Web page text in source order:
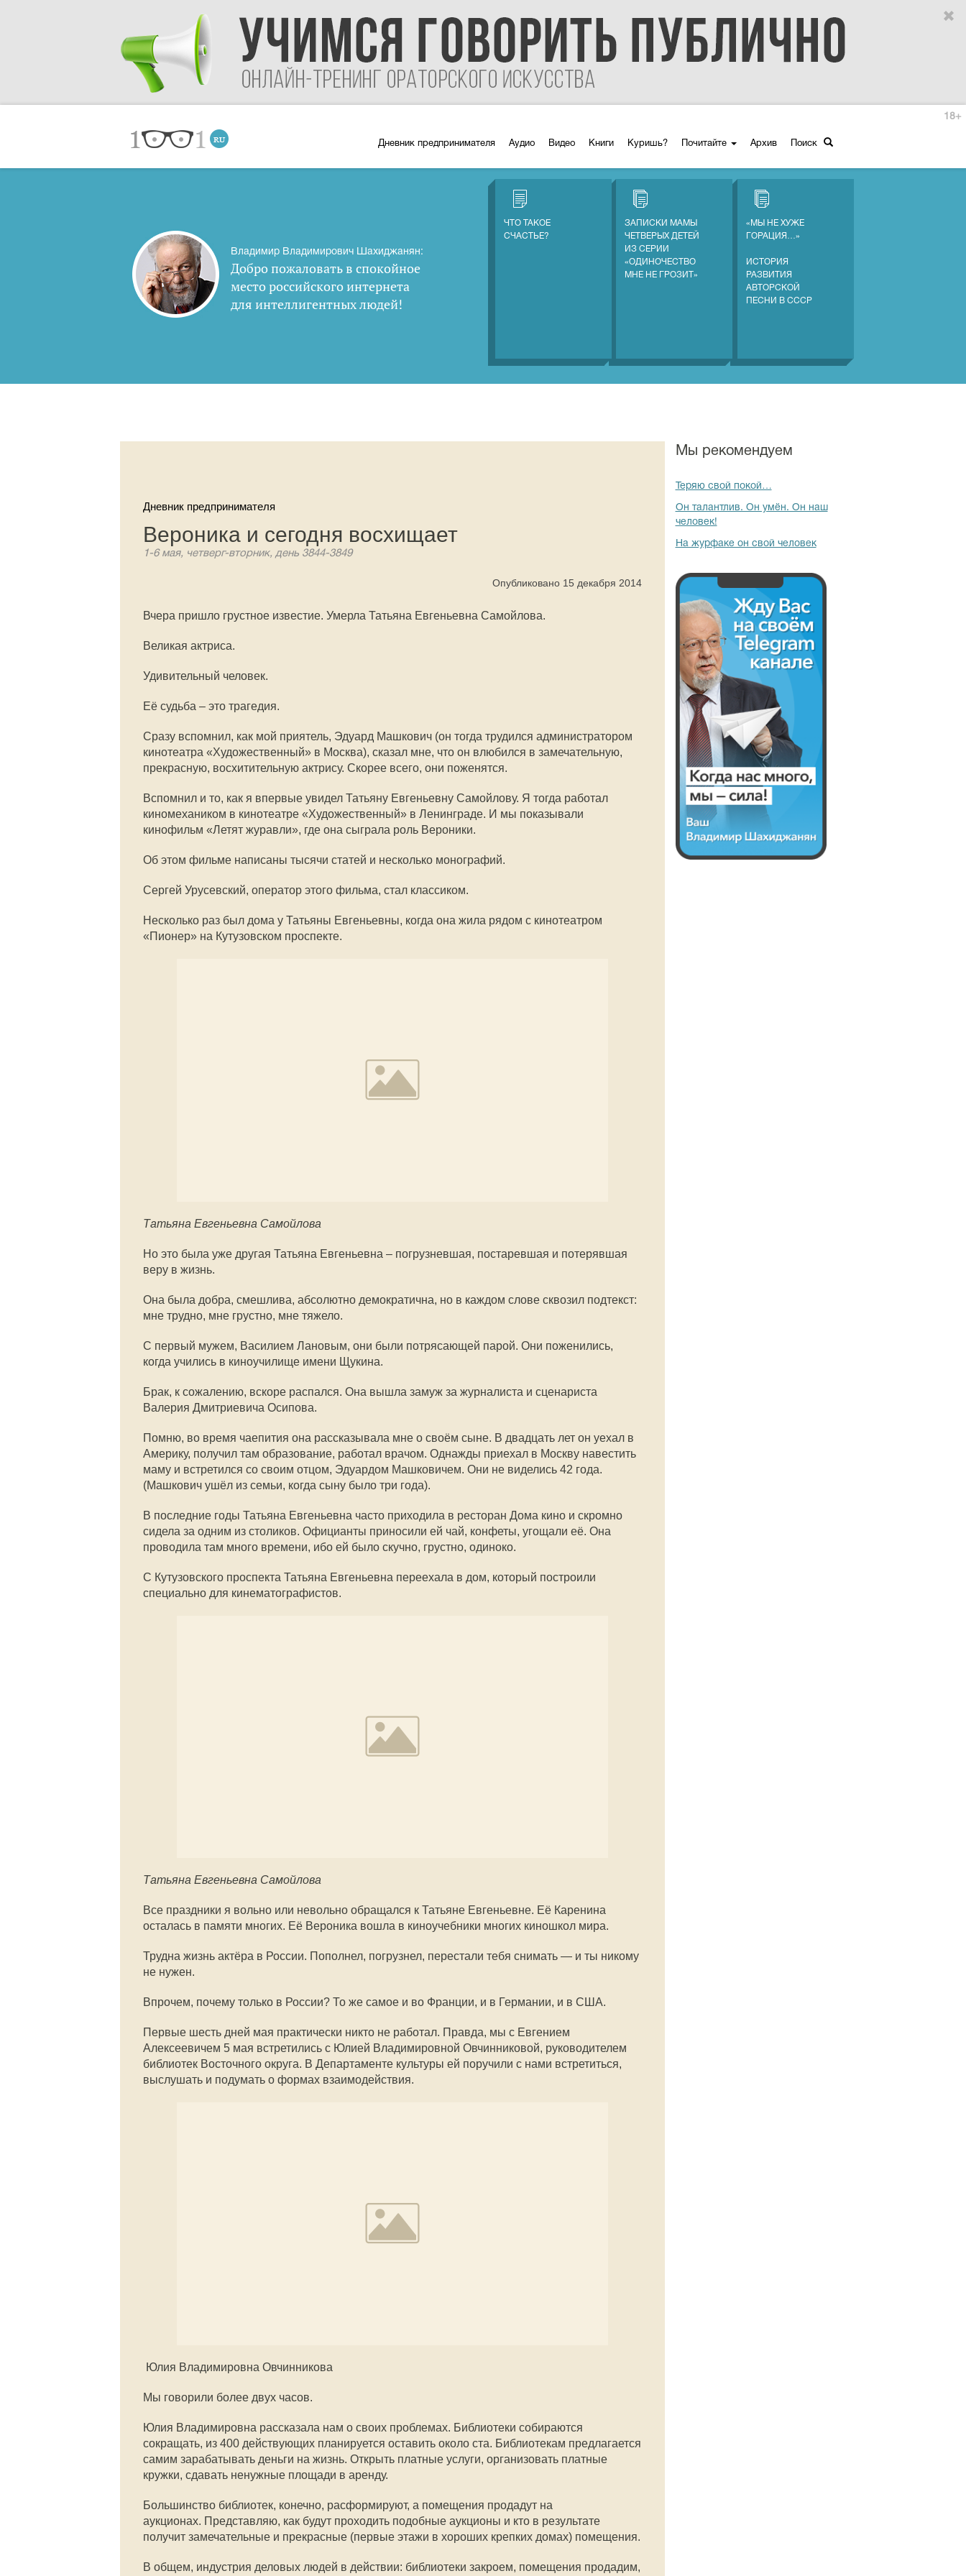
Дневник предпринимателя Аудио Видео Книги Куришь? Почитайте Архив Поиск
18+
Владимир Владимирович Шахиджанян:
Добро пожаловать в спокойное
место российского интернета
для интеллигентных людей!
ЧТО ТАКОЕ
СЧАСТЬЕ?
ЗАПИСКИ МАМЫ
ЧЕТВЕРЫХ ДЕТЕЙ
ИЗ СЕРИИ
«ОДИНОЧЕСТВО
МНЕ НЕ ГРОЗИТ»
«МЫ НЕ ХУЖЕ
ГОРАЦИЯ…»
ИСТОРИЯ
РАЗВИТИЯ
АВТОРСКОЙ
ПЕСНИ В СССР
Дневник предпринимателя
Вероника и сегодня восхищает
1-6 мая, четверг-вторник, день 3844-3849
Опубликовано 15 декабря 2014
Вчера пришло грустное известие. Умерла Татьяна Евгеньевна Самойлова.
Великая актриса.
Удивительный человек.
Её судьба – это трагедия.
Сразу вспомнил, как мой приятель, Эдуард Машкович (он тогда трудился администратором
кинотеатра «Художественный» в Москва), сказал мне, что он влюбился в замечательную,
прекрасную, восхитительную актрису. Скорее всего, они поженятся.
Вспомнил и то, как я впервые увидел Татьяну Евгеньевну Самойлову. Я тогда работал
киномехаником в кинотеатре «Художественный» в Ленинграде. И мы показывали
кинофильм «Летят журавли», где она сыграла роль Вероники.
Об этом фильме написаны тысячи статей и несколько монографий.
Сергей Урусевский, оператор этого фильма, стал классиком.
Несколько раз был дома у Татьяны Евгеньевны, когда она жила рядом с кинотеатром
«Пионер» на Кутузовском проспекте.
Татьяна Евгеньевна Самойлова
Но это была уже другая Татьяна Евгеньевна – погрузневшая, постаревшая и потерявшая
веру в жизнь.
Она была добра, смешлива, абсолютно демократична, но в каждом слове сквозил подтекст:
мне трудно, мне грустно, мне тяжело.
С первый мужем, Василием Лановым, они были потрясающей парой. Они поженились,
когда учились в киноучилище имени Щукина.
Брак, к сожалению, вскоре распался. Она вышла замуж за журналиста и сценариста
Валерия Дмитриевича Осипова.
Помню, во время чаепития она рассказывала мне о своём сыне. В двадцать лет он уехал в
Америку, получил там образование, работал врачом. Однажды приехал в Москву навестить
маму и встретился со своим отцом, Эдуардом Машковичем. Они не виделись 42 года.
(Машкович ушёл из семьи, когда сыну было три года).
В последние годы Татьяна Евгеньевна часто приходила в ресторан Дома кино и скромно
сидела за одним из столиков. Официанты приносили ей чай, конфеты, угощали её. Она
проводила там много времени, ибо ей было скучно, грустно, одиноко.
С Кутузовского проспекта Татьяна Евгеньевна переехала в дом, который построили
специально для кинематографистов.
Татьяна Евгеньевна Самойлова
Все праздники я вольно или невольно обращался к Татьяне Евгеньевне. Её Каренина
осталась в памяти многих. Её Вероника вошла в киноучебники многих киношкол мира.
Трудна жизнь актёра в России. Пополнел, погрузнел, перестали тебя снимать — и ты никому
не нужен.
Впрочем, почему только в России? То же самое и во Франции, и в Германии, и в США.
Первые шесть дней мая практически никто не работал. Правда, мы с Евгением
Алексеевичем 5 мая встретились с Юлией Владимировной Овчинниковой, руководителем
библиотек Восточного округа. В Департаменте культуры ей поручили с нами встретиться,
выслушать и подумать о формах взаимодействия.
Юлия Владимировна Овчинникова
Мы говорили более двух часов.
Юлия Владимировна рассказала нам о своих проблемах. Библиотеки собираются
сокращать, из 400 действующих планируется оставить около ста. Библиотекам предлагается
самим зарабатывать деньги на жизнь. Открыть платные услуги, организовать платные
кружки, сдавать ненужные площади в аренду.
Большинство библиотек, конечно, расформируют, а помещения продадут на
аукционах. Представляю, как будут проходить подобные аукционы и кто в результате
получит замечательные и прекрасные (первые этажи в хороших крепких домах) помещения.
В общем, индустрия деловых людей в действии: библиотеки закроем, помещения продадим,
Мы рекомендуем
Теряю свой покой…
Он талантлив. Он умён. Он наш
человек!
На журфаке он свой человек